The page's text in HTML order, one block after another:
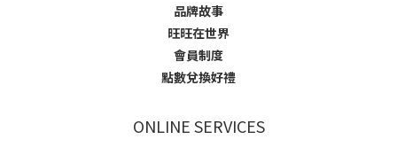
品牌故事
旺旺在世界
會員制度
點數兌換好禮
ONLINE SERVICES